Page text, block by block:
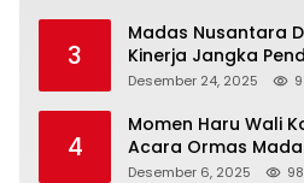
3
Madas Nusantara
Kinerja Jangka
Panjang
Desember 24, 2025
4
Momen Haru Wali
Acara Ormas
Peci Hitam Tinggi
Desember 6, 2025